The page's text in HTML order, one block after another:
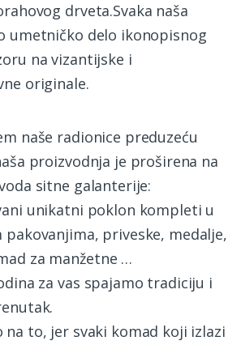
drveta.Svaka naša
umetničko delo ikonopisnog
na vizantijske i
originale.
naše radionice preduzeću
proizvodnja je proširena na
sitne galanterije:
unikatni poklon kompleti u
pakovanjima, priveske, medalje,
za manžetne …
za vas spajamo tradiciju i
na to, jer svaki komad koji izlazi